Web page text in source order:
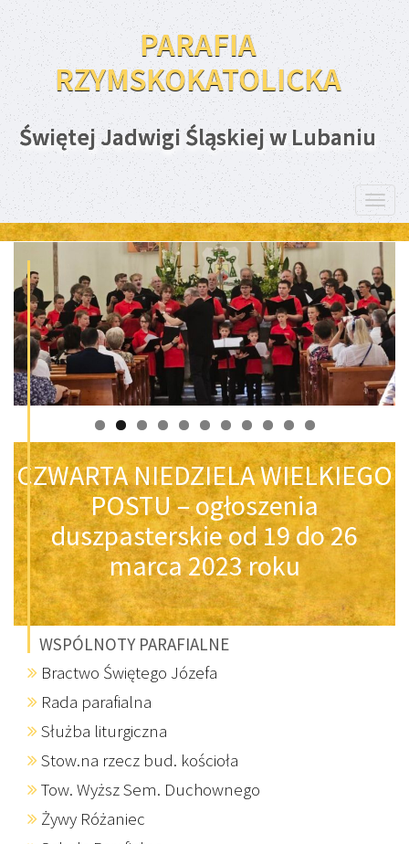
PARAFIA
RZYMSKOKATOLICKA
Świętej Jadwigi Śląskiej w Lubaniu
CZWARTA NIEDZIELA WIELKIEGO
POSTU – ogłoszenia
duszpasterskie od 19 do 26
marca 2023 roku
WSPÓLNOTY PARAFIALNE
Bractwo Świętego Józefa
Rada parafialna
Służba liturgiczna
Stow.na rzecz bud. kościoła
Tow. Wyższ Sem. Duchownego
Żywy Różaniec